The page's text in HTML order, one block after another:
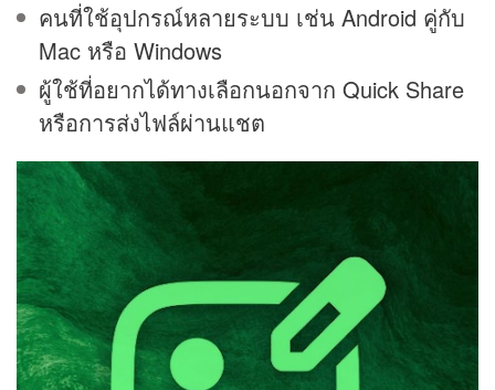
คนที่ใช้อุปกรณ์หลายระบบ เช่น Android คู่กับ
Mac หรือ Windows
ผู้ใช้ที่อยากได้ทางเลือกนอกจาก Quick Share
หรือการส่งไฟล์ผ่านแชต